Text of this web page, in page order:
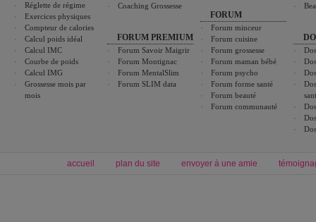
Réglette de régime
Exercices physiques
Compteur de calories
Calcul poids idéal
Calcul IMC
Courbe de poids
Calcul IMG
Grossesse mois par
mois
Coaching Grossesse
FORUM PREMIUM
Forum Savoir Maigrir
Forum Montignac
Forum MentalSlim
Forum SLIM data
FORUM
Forum minceur
Forum cuisine
Forum grossesse
Forum maman bébé
Forum psycho
Forum forme santé
Forum beauté
Forum communauté
accueil plan du site envoyer à une amie